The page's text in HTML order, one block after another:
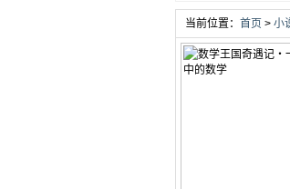
线性代数
当前位置： 首页 > 小